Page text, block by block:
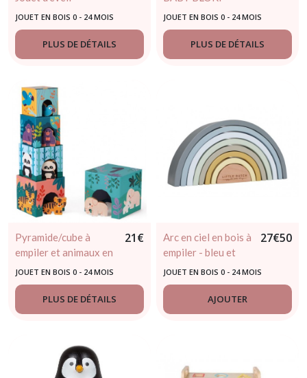
JANOD - 12mois
JOUET EN BOIS 0 - 24 MOIS
PLUS DE DÉTAILS
DJECO - dès 12
mois
JOUET EN BOIS 0 - 24 MOIS
PLUS DE DÉTAILS
Pyramide/cube à
empiler et animaux en
bois - JANOD - dès 12
mois
21€
JOUET EN BOIS 0 - 24 MOIS
PLUS DE DÉTAILS
Arc en ciel en bois à
empiler - bleu et
moutarde - LITTLE
DUTCH - dès 12
27€50
JOUET EN BOIS 0 - 24 MOIS
AJOUTER